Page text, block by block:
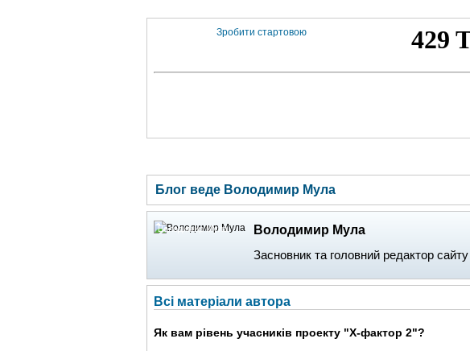
Зробити стартовою
Блог веде Володимир Мула
Володимир Мула
Володимир Мула
Засновник та головний редактор
Всі матеріали автора
Як вам рівень учасників проекту "X-фактор 2"?